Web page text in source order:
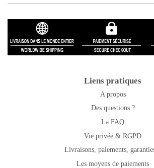
Liens pratiques
A propos
Des questions ?
La FAQ
Vie privée & RGPD
Livraisons, paiements,
Les moyens de paiements